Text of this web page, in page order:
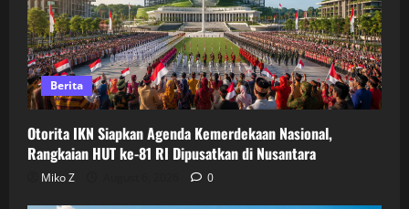
Berita
Otorita IKN Siapkan Agenda Kemerdekaan Nasional,
Rangkaian HUT ke-81 RI Dipusatkan di Nusantara
Miko Z 0